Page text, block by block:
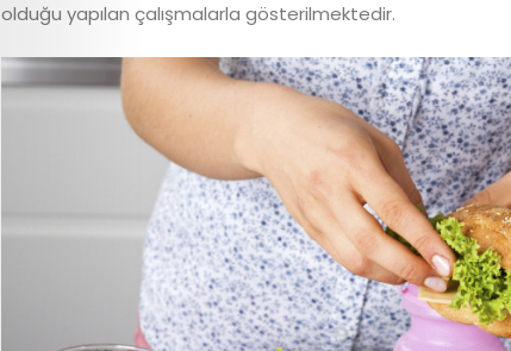
olduğu yapılan çalışmalarla gösterilmektedir.